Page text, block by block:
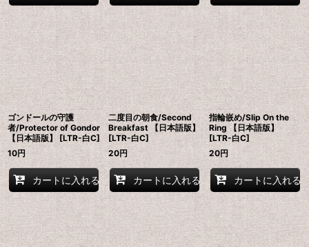
ゴンドールの守護
者/Protector of Gondor
【日本語版】 [LTR-白C]
10円
カートに入れる
二度目の朝食/Second
Breakfast 【日本語版】
[LTR-白C]
20円
カートに入れる
指輪嵌め/Slip On the
Ring 【日本語版】
[LTR-白C]
20円
カートに入れる